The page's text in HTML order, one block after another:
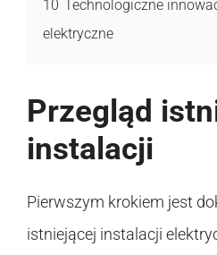
10 Technologiczne
elektryczne
Przegląd
instalacji
Pierwszym krokiem jest
istniejącej instalacji